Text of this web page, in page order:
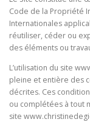
Code de la Propriété
Internationales
réutiliser, céder ou
des éléments ou
L’utilisation du site
pleine et entière des
décrites. Ces
ou complétées à tout
site